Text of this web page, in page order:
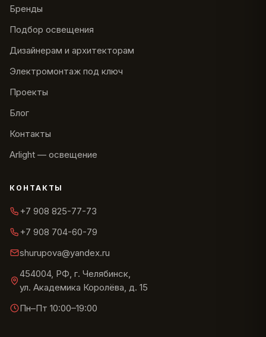
Бренды
Подбор освещения
Дизайнерам и архитекторам
Электромонтаж под ключ
Проекты
Блог
Контакты
Arlight — освещение
КОНТАКТЫ
+7 908 825-77-73
+7 908 704-60-79
shurupova@yandex.ru
454004, РФ, г. Челябинск,
ул. Академика Королёва, д. 15
Пн–Пт 10:00–19:00